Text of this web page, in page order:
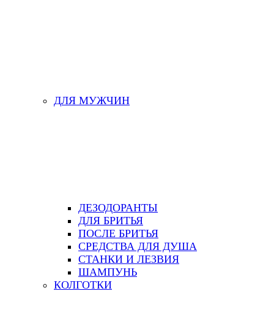
ДЛЯ МУЖЧИН
ДЕЗОДОРАНТЫ
ДЛЯ БРИТЬЯ
ПОСЛЕ БРИТЬЯ
СРЕДСТВА ДЛЯ ДУША
СТАНКИ И ЛЕЗВИЯ
ШАМПУНЬ
КОЛГОТКИ